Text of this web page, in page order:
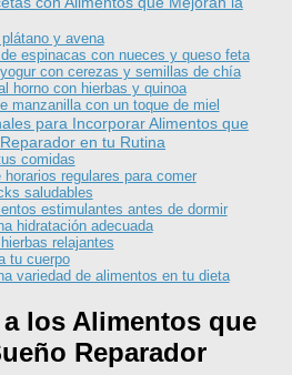
y avena
espinacas con nueces y queso feta
con cerezas y semillas de chía
horno con hierbas y quinoa
manzanilla con un toque de miel
para Incorporar Alimentos que
en tu Rutina
comidas
regulares para comer
saludables
estimulantes antes de dormir
hidratación adecuada
relajantes
tu cuerpo
variedad de alimentos en tu dieta
los Alimentos que
Reparador